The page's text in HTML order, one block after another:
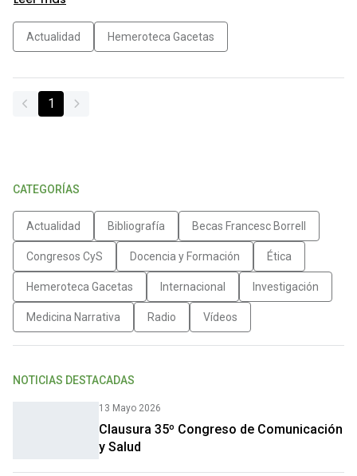
Actualidad Hemeroteca Gacetas
1
CATEGORÍAS
Actualidad Bibliografía Becas Francesc Borrell
Congresos CyS Docencia y Formación Ética
Hemeroteca Gacetas Internacional Investigación
Medicina Narrativa Radio Vídeos
NOTICIAS DESTACADAS
13 Mayo 2026
Clausura 35º Congreso de Comunicación
y Salud